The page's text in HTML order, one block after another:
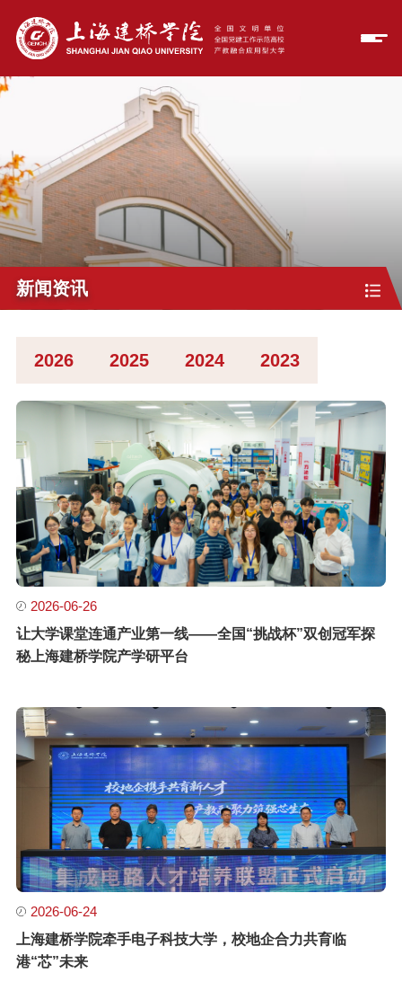
新闻资讯
2026-06-26
让大学课堂连通产业第一线——全国“挑战杯”双创冠军探
秘上海建桥学院产学研平台
2026-06-24
上海建桥学院牵手电子科技大学，校地企合力共育临
港“芯”未来
2026 2025 2024 2023